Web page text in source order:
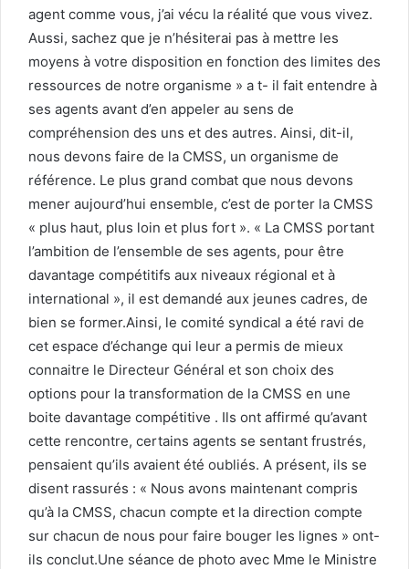
agent comme vous, j’ai vécu la réalité que vous vivez.
Aussi, sachez que je n’hésiterai pas à mettre les
moyens à votre disposition en fonction des limites des
ressources de notre organisme » a t- il fait entendre à
ses agents avant d’en appeler au sens de
compréhension des uns et des autres. Ainsi, dit-il,
nous devons faire de la CMSS, un organisme de
référence. Le plus grand combat que nous devons
mener aujourd’hui ensemble, c’est de porter la CMSS
« plus haut, plus loin et plus fort ». « La CMSS portant
l’ambition de l’ensemble de ses agents, pour être
davantage compétitifs aux niveaux régional et à
international », il est demandé aux jeunes cadres, de
bien se former.Ainsi, le comité syndical a été ravi de
cet espace d’échange qui leur a permis de mieux
connaitre le Directeur Général et son choix des
options pour la transformation de la CMSS en une
boite davantage compétitive . Ils ont affirmé qu’avant
cette rencontre, certains agents se sentant frustrés,
pensaient qu’ils avaient été oubliés. A présent, ils se
disent rassurés : « Nous avons maintenant compris
qu’à la CMSS, chacun compte et la direction compte
sur chacun de nous pour faire bouger les lignes » ont-
ils conclut.Une séance de photo avec Mme le Ministre